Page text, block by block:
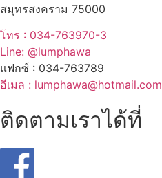
สมุทรสงคราม 75000
โทร : 034-763970-3
Line: @lumphawa
แฟกซ์ : 034-763789
อีเมล : lumphawa@hotmail.com
ติดตามเราได้ที่